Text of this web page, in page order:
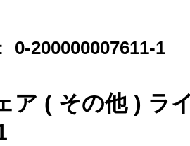
0-200000007611-1
ア ( その他 ) ラ